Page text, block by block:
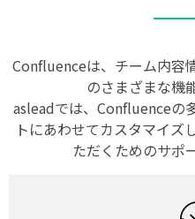
Confluenceは、チーム内容
のさまざまな機
asleadでは、Confluenceの
トにあわせてカスタマイズ
ただくためのサポ